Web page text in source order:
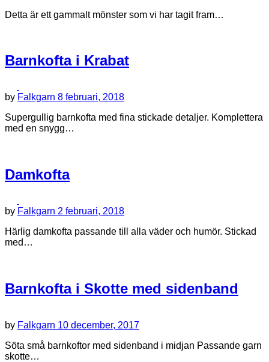
Detta är ett gammalt mönster som vi har tagit fram…
Barnkofta i Krabat
by Falkgarn 8 februari, 2018
Supergullig barnkofta med fina stickade detaljer. Komplettera
med en snygg…
Damkofta
by Falkgarn 2 februari, 2018
Härlig damkofta passande till alla väder och humör. Stickad
med…
Barnkofta i Skotte med sidenband
by Falkgarn 10 december, 2017
Söta små barnkoftor med sidenband i midjan Passande garn
skotte…